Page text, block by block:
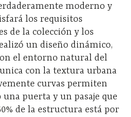
moderno y
los requisitos
de la colección y los
un diseño dinámico,
el entorno natural del
con la textura urbana
curvas permiten
puerta y un pasaje que
de la estructura está por